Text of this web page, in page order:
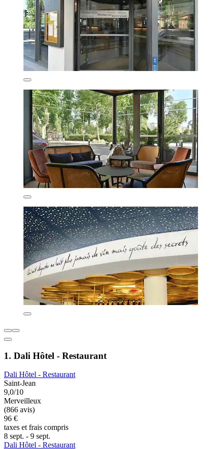
1. Dali Hôtel - Restaurant
Dali Hôtel - Restaurant
Saint-Jean
9,0/10
Merveilleux
(866 avis)
96 €
taxes et frais compris
8 sept. - 9 sept.
Dali Hôtel - Restaurant